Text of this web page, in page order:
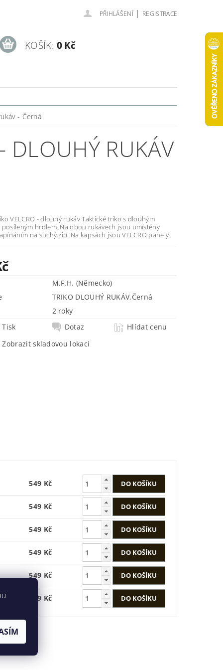
PŘIHLÁŠENÍ | REGISTRACE
KOŠÍK: 0 Kč
- Černá
DLOUHÝ RUKÁV
- dlouhý rukáv Taktické triko s dlouhým
Na obou rukávech jsou umístěny
suchý zip. Na kapsách jsou VELCRO panely.
M.F.H. (Německo)
TRIKO DLOUHÝ RUKÁV,Černá
2 roky
Tisk
Dotaz
Hlídat cenu
Zobrazit skladovou lokaci
549 Kč
549 Kč
549 Kč
549 Kč
549 Kč
549 Kč